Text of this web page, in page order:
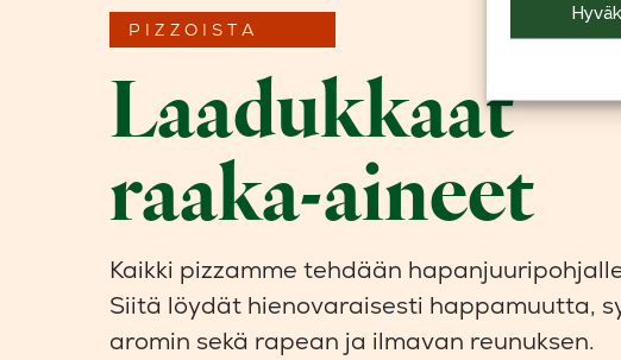
PIZZOISTA
Laadukkaat
raaka-aineet
Kaikki pizzamme tehdään
Siitä löydät hienovaraisesti happamuutta,
aromin sekä rapean ja ilmavan reunuksen.